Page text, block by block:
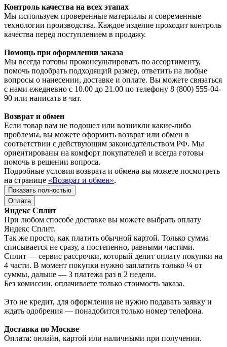
Контроль качества на всех этапах
Мы используем проверенные материалы и современные
технологии производства. Каждое изделие проходит контроль
качества перед поступлением в продажу.
Помощь при оформлении заказа
Мы всегда готовы проконсультировать по ассортименту,
помочь подобрать подходящий размер, ответить на любые
вопросы о нанесении, доставке и оплате. Вы можете связаться
с нами ежедневно с 10.00 до 21.00 по телефону 8 (800) 555-04-
90 или написать в чат.
Возврат и обмен
Если товар вам не подошел или возникли какие-либо
проблемы, вы можете оформить возврат или обмен в
соответствии с действующим законодательством РФ. Мы
ориентированы на комфорт покупателей и всегда готовы
помочь в решении вопроса.
Подробные условия возврата и обмена вы можете посмотреть
на странице «Возврат и обмен».
Показать полностью
Оплата
Яндекс Сплит
При любом способе доставке вы можете выбрать оплату
Яндекс Сплит.
Так же просто, как платить обычной картой. Только сумма
списывается не сразу, а постепенно, равными частями.
Сплит — сервис рассрочки, который делит оплату покупки на
4 части. В момент покупки нужно заплатить только ¼ от
суммы, дальше — 3 платежа раз в 2 недели.
Без комиссии, оплачиваете только стоимость заказа.
Это не кредит, для оформления не нужно подавать заявку и
ждать одобрения — понадобится только номер телефона.
Доставка по Москве
Оплата: онлайн, картой или наличными при получении.